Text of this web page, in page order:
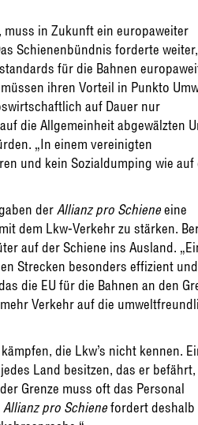
in Zukunft ein europaweiter
Schienenbündnis forderte
für die Bahnen
ihren Vorteil in Punkto
auf Dauer nur
die Allgemeinheit abgewälzten
„In einem vereinigten
und kein Sozialdumping wie auf
derAllianz pro Schieneeine
dem Lkw-Verkehr zu stärken.
auf der Schiene ins Ausland.
Strecken besonders effizient und
die EU für die Bahnen an den
Verkehr auf die
die Lkw’s nicht kennen.
Land besitzen, das er
Grenze muss oft das Personal
Allianz pro Schienefordert deshalb